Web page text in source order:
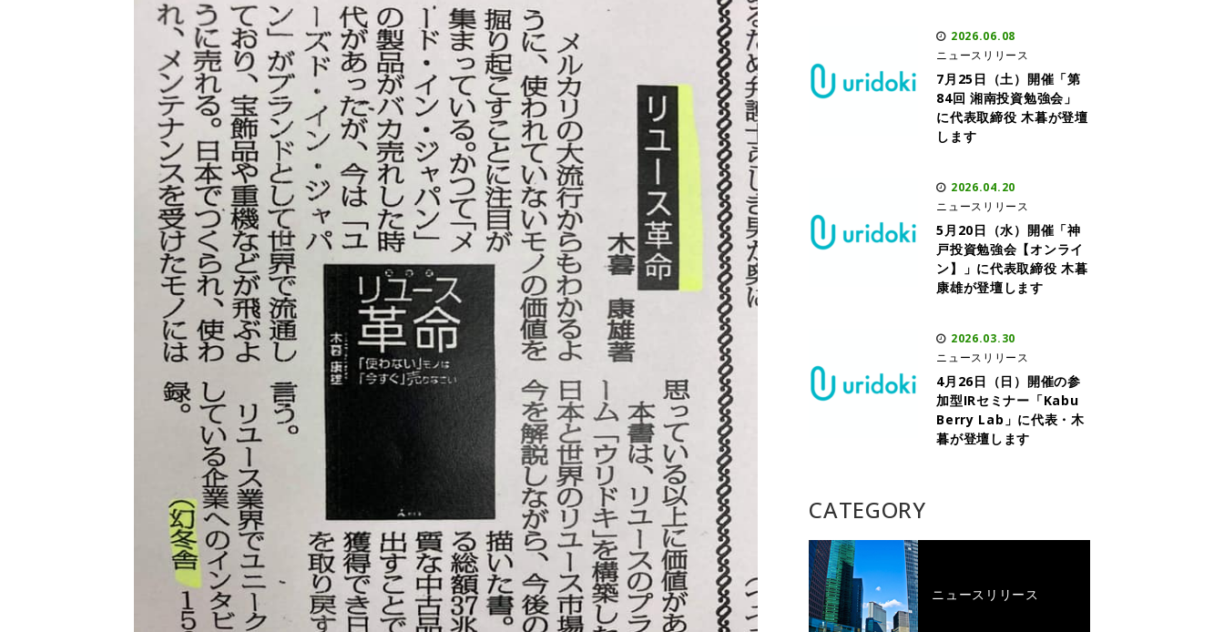
2026.06.08
ニュースリリース
7月25日（土）開催「第
84回 湘南投資勉強会」
に代表取締役 木暮が登壇
します
2026.04.20
ニュースリリース
5月20日（水）開催「神
戸投資勉強会【オンライ
ン】」に代表取締役 木暮
康雄が登壇します
2026.03.30
ニュースリリース
4月26日（日）開催の参
加型IRセミナー「Kabu
Berry Lab」に代表・木
暮が登壇します
CATEGORY
ニュースリリース